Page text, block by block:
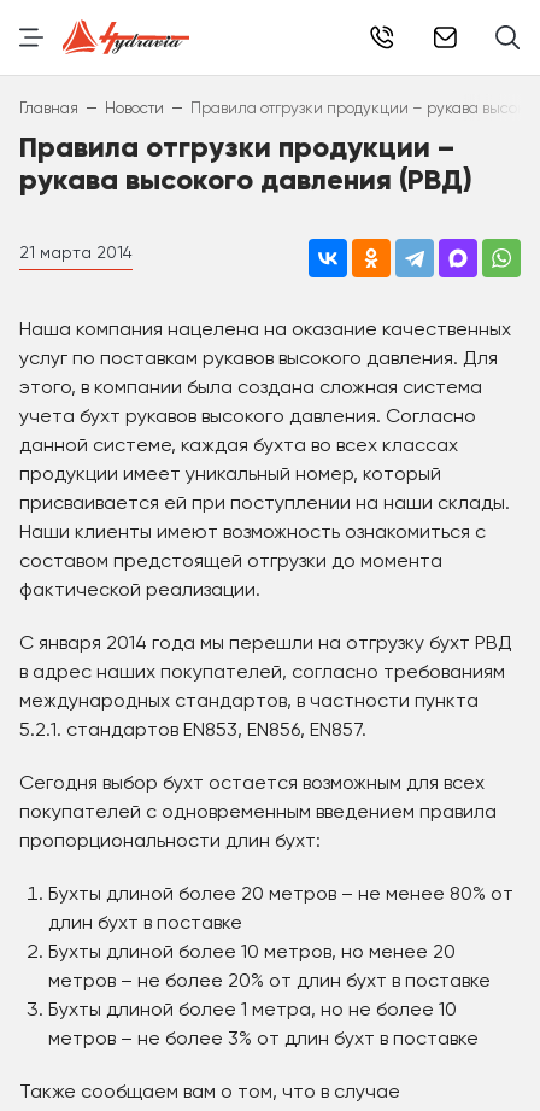
Главная – Новости – Правила отгрузки продукции – рукава
Правила отгрузки продукции –
рукава высокого давления (РВД)
21 марта 2014
Наша компания нацелена на оказание качественных
услуг по поставкам рукавов высокого давления. Для
этого, в компании была создана сложная система
учета бухт рукавов высокого давления. Согласно
данной системе, каждая бухта во всех классах
продукции имеет уникальный номер, который
присваивается ей при поступлении на наши склады.
Наши клиенты имеют возможность ознакомиться с
составом предстоящей отгрузки до момента
фактической реализации.
С января 2014 года мы перешли на отгрузку бухт РВД
в адрес наших покупателей, согласно требованиям
международных стандартов, в частности пункта
5.2.1. стандартов EN853, EN856, EN857.
Сегодня выбор бухт остается возможным для всех
покупателей с одновременным введением правила
пропорциональности длин бухт:
Бухты длиной более 20 метров – не менее 80% от
длин бухт в поставке
Бухты длиной более 10 метров, но менее 20
метров – не более 20% от длин бухт в поставке
Бухты длиной более 1 метра, но не более 10
метров – не более 3% от длин бухт в поставке
Также сообщаем вам о том, что в случае